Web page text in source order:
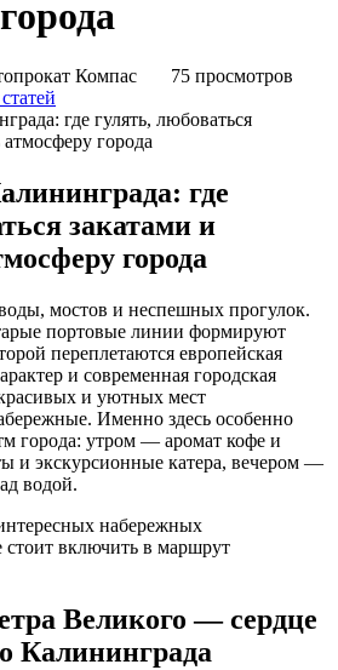
Компас
75 просмотров
где
закатами и
города
мостов и неспешных прогулок.
портовые линии формируют
переплетаются европейская
и современная городская
и уютных мест
Именно здесь особенно
города: утром — аромат кофе и
и экскурсионные катера, вечером —
водой.
набережных
включить в маршрут
Великого — сердце
Калининграда